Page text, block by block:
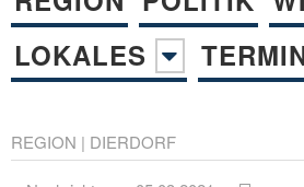
LOKALES
REGION | DIERDORF